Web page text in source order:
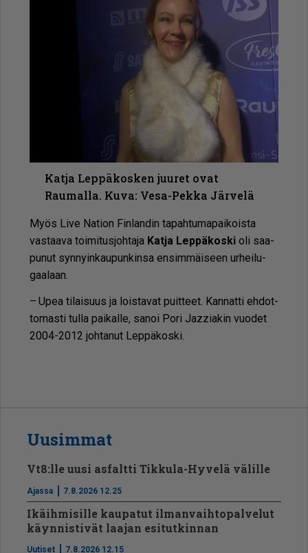
Katja Leppäkosken juuret ovat
Raumalla. Kuva: Vesa-Pekka Järvelä
Myös Live Na­ti­on Fin­lan­din ta­pah­tu­ma­pai­kois­ta
vas­taa­va toi­mi­tus­joh­ta­ja Kat­ja Lep­pä­kos­kioli saa­
pu­nut syn­nyin­kau­pun­kin­sa en­sim­mäi­seen ur­hei­lu­
gaa­laan.
– Upea ti­lai­suus ja lois­ta­vat puit­teet. Kan­nat­ti eh­dot­
to­mas­ti tul­la pai­kal­le, sa­noi Pori Jaz­zi­a­kin vuo­det
2004-2012 joh­ta­nut Lep­pä­kos­ki.
Uusimmat
Vt8:lle uusi asfaltti Tikkula-Hyvelä välille
Ajassa 7.8.2026 12.25
Ikäihmisille kaupatut ilmanvaihtopalvelut
käynnistivät laajan esitutkinnan
Uutiset 7.8.2026 12.15